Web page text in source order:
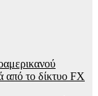
από το δίκτυο FX